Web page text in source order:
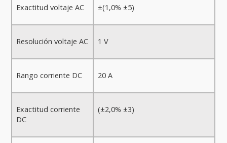
Exactitud voltaje AC ±(1,0% ±5)
Resolución voltaje AC 1 V
Rango corriente DC 20 A
Exactitud corriente
DC
(±2,0% ±3)